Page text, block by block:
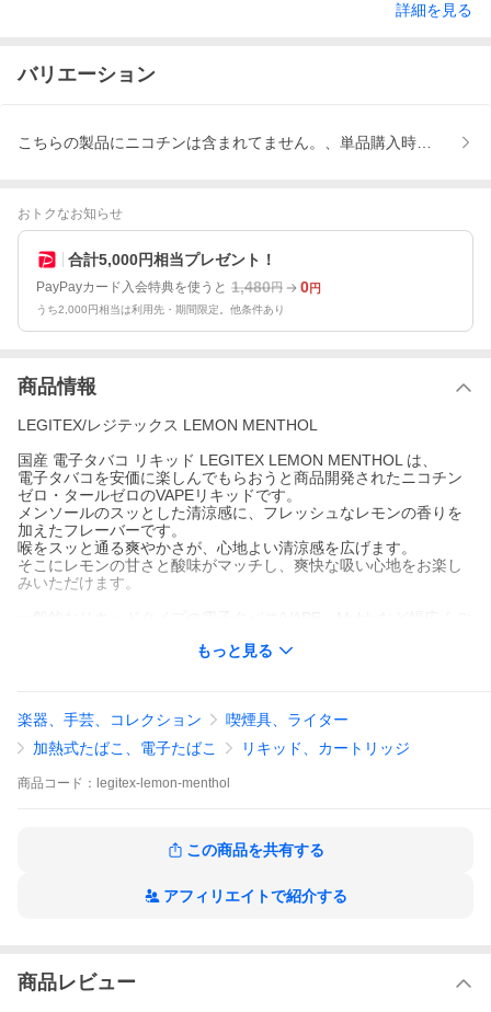
詳細を見る
バリエーション
こちらの製品にニコチンは含まれてません。、単品購入時【日時
おトクなお知らせ
合計5,000円相当プレゼント！
PayPayカード入会特典を使うと 1,480円 0円
うち2,000円相当は利用先・期間限定。他条件あり
商品情報
LEGITEX/レジテックス LEMON MENTHOL
国産 電子タバコ リキッド LEGITEX LEMON MENTHOL は、
電子タバコを安価に楽しんでもらおうと商品開発されたニコチン
ゼロ・タールゼロのVAPEリキッドです。
メンソールのスッとした清涼感に、フレッシュなレモンの香りを
加えたフレーバーです。
喉をスッと通る爽やかさが、心地よい清涼感を広げます。
そこにレモンの甘さと酸味がマッチし、爽快な吸い心地をお楽し
みいただけます。
・ 第三者機関による厳重な検査を受けており、有害物質は一切検
出されていません。
▼コスパ重視
紙巻きたばこに換算するとなんと60箱分！
容量：120ml = 60ml x 2本
もっと見る
楽器、手芸、コレクション
喫煙具、ライター
加熱式たばこ、電子たばこ
リキッド、カートリッジ
商品 コード： legitex-lemon-menthol
この商品を共有する
アフィリエイトで紹介する
商品レビュー